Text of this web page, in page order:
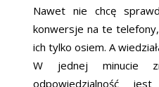
Nawet nie chcę
konwersje na te
ich tylko osiem. A
W jednej minucie
odpowiedzialność